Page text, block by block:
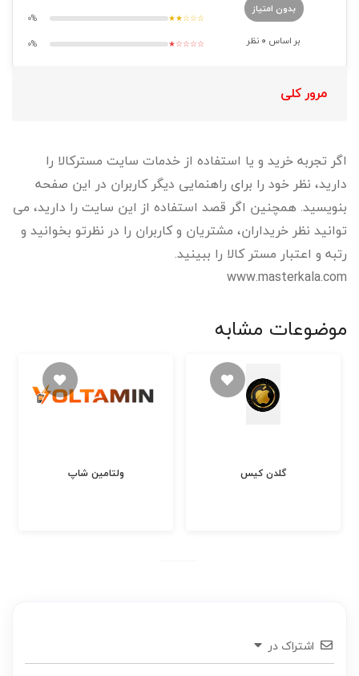
بدون امتیاز
بر اساس 0 نظر
★★☆☆☆
0%
★☆☆☆☆
0%
مرور کلی
اگر تجربه خرید و یا استفاده از خدمات سایت مسترکالا را
دارید، نظر خود را برای راهنمایی دیگر کاربران در این صفحه
بنویسید. همچنین اگر قصد استفاده از این سایت را دارید، می
توانید نظر خریداران، مشتریان و کاربران را در نظرتو بخوانید و
رتبه و اعتبار مستر کالا را ببینید.
www.masterkala.com
موضوعات مشابه
ولتامین شاپ گلدن کیس
اشتراک در